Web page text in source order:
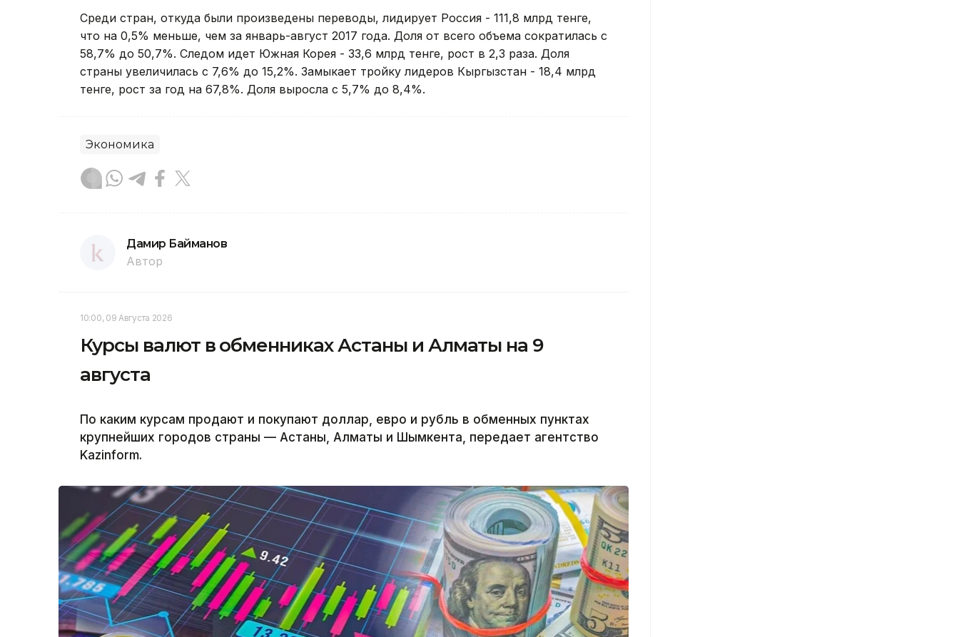
Среди стран, откуда были произведены переводы, лидирует Россия - 111,8 млрд тенге,
что на 0,5% меньше, чем за январь-август 2017 года. Доля от всего объема сократилась с
58,7% до 50,7%. Следом идет Южная Корея - 33,6 млрд тенге, рост в 2,3 раза. Доля
страны увеличилась с 7,6% до 15,2%. Замыкает тройку лидеров Кыргызстан - 18,4 млрд
тенге, рост за год на 67,8%. Доля выросла с 5,7% до 8,4%.
Экономика
Дамир Байманов
Автор
10:00, 09 Августа 2026
Курсы валют в обменниках Астаны и Алматы на 9
августа
По каким курсам продают и покупают доллар, евро и рубль в обменных пунктах
крупнейших городов страны — Астаны, Алматы и Шымкента, передает агентство
Kazinform.